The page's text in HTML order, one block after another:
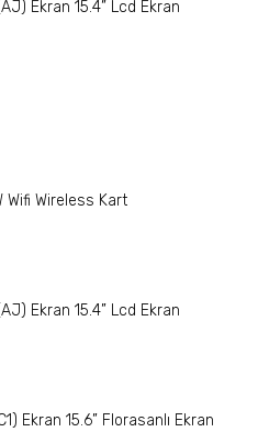
Ekran 15.4” Lcd Ekran
Wifi Wireless Kart
Ekran 15.4” Lcd Ekran
Ekran 15.6” Florasanlı Ekran